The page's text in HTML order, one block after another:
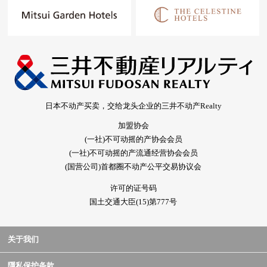
日本不动产买卖，交给龙头企业的三井不动产Realty
加盟协会
(一社)不可动摇的产协会会员
(一社)不可动摇的产流通经营协会会员
(国营公司)首都圈不动产公平交易协议会
许可的证号码
国土交通大臣(15)第777号
关于我们